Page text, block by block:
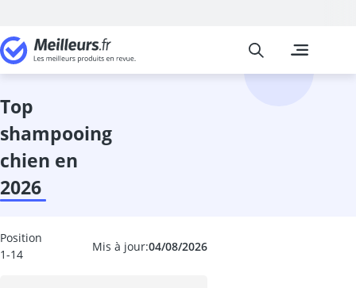
Animalerie
Abri hérisson
Meilleurs
top
shampooing
chien en
2026
Mis à jour:04/08/2026
Position
1-14